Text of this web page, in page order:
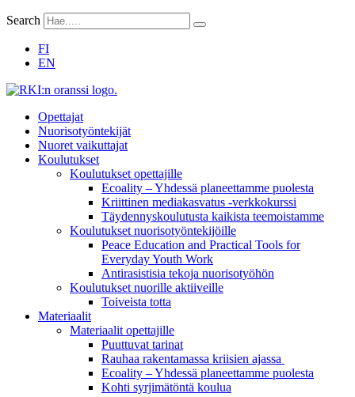
Search
FI
EN
Opettajat
Nuorisotyöntekijät
Nuoret vaikuttajat
Koulutukset
Koulutukset opettajille
Ecoality – Yhdessä planeettamme puolesta
Kriittinen mediakasvatus -verkkokurssi
Täydennys­koulutusta kaikista teemois­tamme
Koulutukset nuorisotyöntekijöille
Peace Education and Practical Tools for
Everyday Youth Work
Antirasistisia tekoja nuorisotyöhön
Koulutukset nuorille aktiiveille
Toiveista totta
Materiaalit
Materiaalit opettajille
Puuttuvat tarinat
Rauhaa rakentamassa kriisien ajassa
Ecoality – Yhdessä planeettamme puolesta
Kohti syrjimä­töntä koulua